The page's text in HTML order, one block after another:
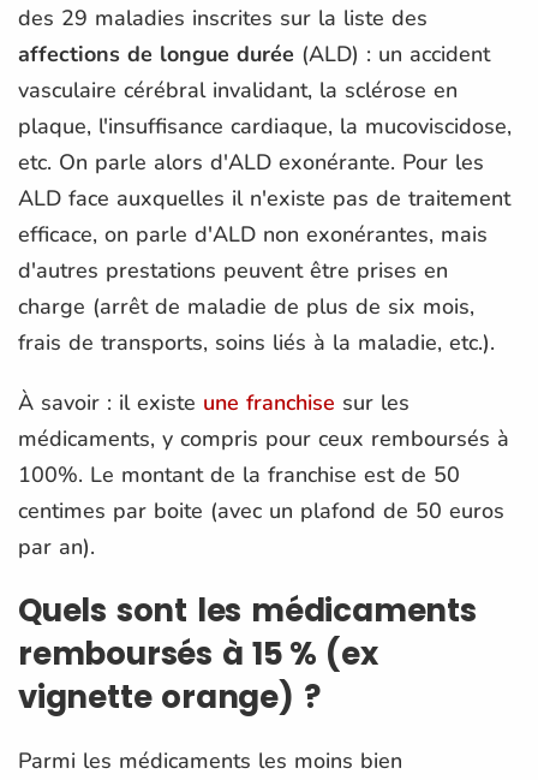
des 29 maladies inscrites sur la liste des
affections de longue durée (ALD) : un accident
vasculaire cérébral invalidant, la sclérose en
plaque, l'insuffisance cardiaque, la mucoviscidose,
etc. On parle alors d'ALD exonérante. Pour les
ALD face auxquelles il n'existe pas de traitement
efficace, on parle d'ALD non exonérantes, mais
d'autres prestations peuvent être prises en
charge (arrêt de maladie de plus de six mois,
frais de transports, soins liés à la maladie, etc.).
À savoir : il existe une franchise sur les
médicaments, y compris pour ceux remboursés à
100%. Le montant de la franchise est de 50
centimes par boite (avec un plafond de 50 euros
par an).
Quels sont les médicaments
remboursés à 15 % (ex
vignette orange) ?
Parmi les médicaments les moins bien